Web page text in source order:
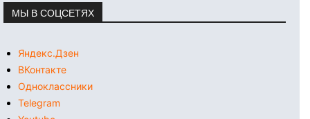
МЫ В СОЦСЕТЯХ
Яндекс.Дзен
ВКонтакте
Одноклассники
Telegram